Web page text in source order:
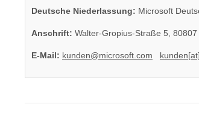
Deutsche Niederlassung: Microsoft
Anschrift: Walter-Gropius-Straße 5,
E-Mail: kunden@microsoft.com
SONY PS3 Slim Netzteil EADP
SONY PS3